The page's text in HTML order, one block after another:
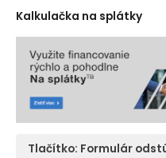
Kalkulačka na splátky
Tlačítko: Formulár